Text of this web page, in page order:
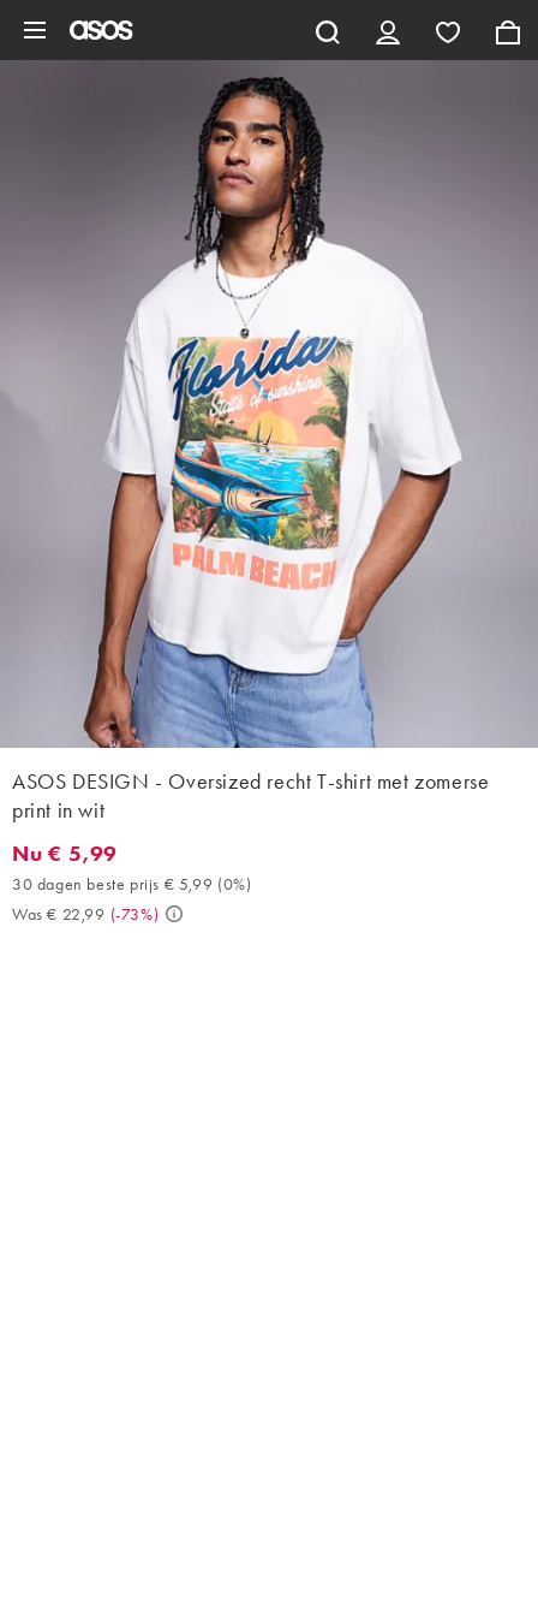
ASOS DESIGN - Oversized recht T-shirt met zomerse
print in wit
Nu € 5,99. 30 dagen beste prijs € 5,99 (0%). Was € 22,99. (-
Nu € 5,99
30 dagen beste prijs € 5,99 (0%)
Was € 22,99 (-73%)